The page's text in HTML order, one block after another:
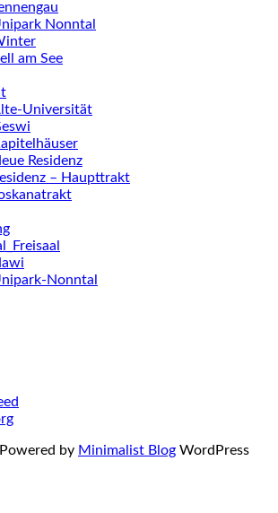
Nonntal
am See
Universität
Residenz
– Haupttrakt
Nonntal
| Powered by Minimalist Blog WordPress